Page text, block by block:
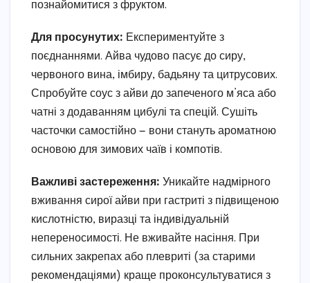
познайомитися з фруктом.
Для просунутих: Експериментуйте з
поєднаннями. Айва чудово пасує до сиру,
червоного вина, імбиру, бадьяну та цитрусових.
Спробуйте соус з айви до запеченого м’яса або
чатні з додаванням цибулі та спецій. Сушіть
часточки самостійно — вони стануть ароматною
основою для зимових чаїв і компотів.
Важливі застереження: Уникайте надмірного
вживання сирої айви при гастриті з підвищеною
кислотністю, виразці та індивідуальній
непереносимості. Не вживайте насіння. При
сильних закрепах або плевриті (за старими
рекомендаціями) краще проконсультуватися з